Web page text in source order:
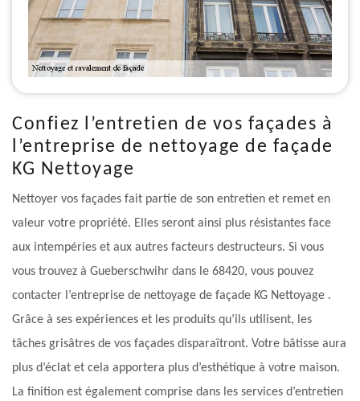
Confiez l’entretien de vos façades à
l’entreprise de nettoyage de façade
KG Nettoyage
Nettoyer vos façades fait partie de son entretien et remet en
valeur votre propriété. Elles seront ainsi plus résistantes face
aux intempéries et aux autres facteurs destructeurs. Si vous
vous trouvez à Gueberschwihr dans le 68420, vous pouvez
contacter l’entreprise de nettoyage de façade KG Nettoyage .
Grâce à ses expériences et les produits qu’ils utilisent, les
tâches grisâtres de vos façades disparaîtront. Votre bâtisse aura
plus d’éclat et cela apportera plus d’esthétique à votre maison.
La finition est également comprise dans les services d’entretien